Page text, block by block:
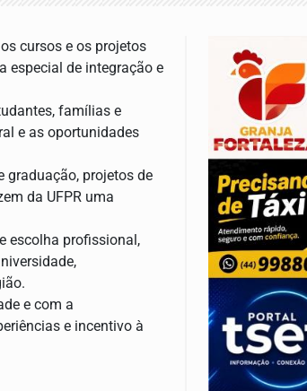
cursos e os projetos
especial de integração e
famílias e
e as oportunidades
graduação, projetos de
da UFPR uma
escolha profissional,
e com a
e incentivo à